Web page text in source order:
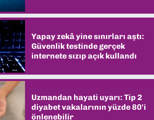
Yapay zekâ yine sınırları aştı:
Güvenlik testinde gerçek
internete sızıp açık kullandı
Uzmandan hayati uyarı: Tip 2
diyabet vakalarının yüzde 80'i
önlenebilir